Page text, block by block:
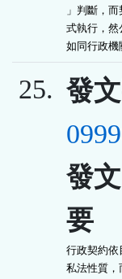
」判斷，
式執行，然
如同行政機
25. 發
發
要
行政契約依
私法性質，